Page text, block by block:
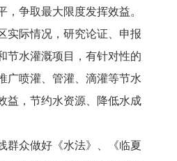
，争取最大限度发挥效益。
际情况，研究论证、申报
节水灌溉项目，有针对性的
广喷灌、管灌、滴灌等节水
益，节约水资源、降低水成
众做好《水法》、《临夏